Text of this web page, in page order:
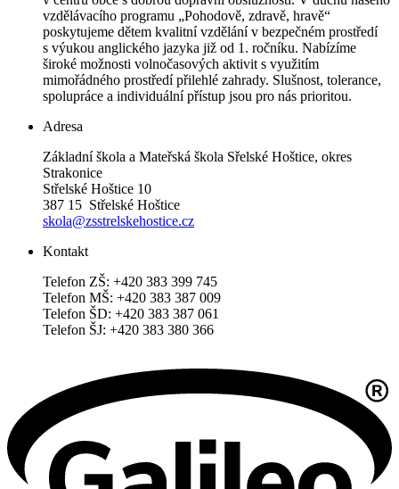
vzdělávacího programu „Pohodově, zdravě, hravě“
poskytujeme dětem kvalitní vzdělání v bezpečném prostředí
s výukou anglického jazyka již od 1. ročníku. Nabízíme
široké možnosti volnočasových aktivit s využitím
mimořádného prostředí přilehlé zahrady. Slušnost, tolerance,
spolupráce a individuální přístup jsou pro nás prioritou.
Adresa
Základní škola a Mateřská škola Sřelské Hoštice, okres
Strakonice
Střelské Hoštice 10
387 15 Střelské Hoštice
skola@zsstrelskehostice.cz
Kontakt
Telefon ZŠ: +420 383 399 745
Telefon MŠ: +420 383 387 009
Telefon ŠD: +420 383 387 061
Telefon ŠJ: +420 383 380 366